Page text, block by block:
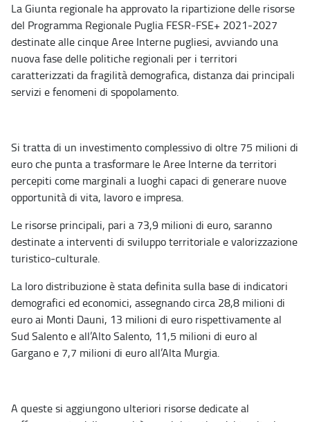
La Giunta regionale ha approvato la ripartizione delle risorse
del Programma Regionale Puglia FESR-FSE+ 2021-2027
destinate alle cinque Aree Interne pugliesi, avviando una
nuova fase delle politiche regionali per i territori
caratterizzati da fragilità demografica, distanza dai principali
servizi e fenomeni di spopolamento.
Si tratta di un investimento complessivo di oltre 75 milioni di
euro che punta a trasformare le Aree Interne da territori
percepiti come marginali a luoghi capaci di generare nuove
opportunità di vita, lavoro e impresa.
Le risorse principali, pari a 73,9 milioni di euro, saranno
destinate a interventi di sviluppo territoriale e valorizzazione
turistico-culturale.
La loro distribuzione è stata definita sulla base di indicatori
demografici ed economici, assegnando circa 28,8 milioni di
euro ai Monti Dauni, 13 milioni di euro rispettivamente al
Sud Salento e all’Alto Salento, 11,5 milioni di euro al
Gargano e 7,7 milioni di euro all’Alta Murgia.
A queste si aggiungono ulteriori risorse dedicate al